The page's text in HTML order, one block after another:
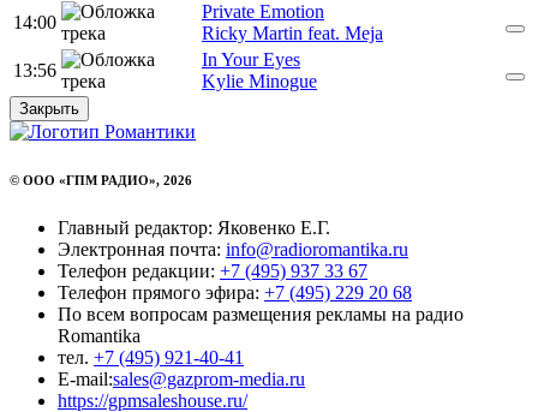
14:00
Private Emotion
Ricky Martin feat. Meja
13:56
In Your Eyes
Kylie Minogue
Закрыть
© ООО «ГПМ РАДИО», 2026
Главный редактор: Яковенко Е.Г.
Электронная почта: info@radioromantika.ru
Телефон редакции: +7 (495) 937 33 67
Телефон прямого эфира: +7 (495) 229 20 68
По всем вопросам размещения рекламы на радио
Romantika
тел. +7 (495) 921-40-41
E-mail:sales@gazprom-media.ru
https://gpmsaleshouse.ru/